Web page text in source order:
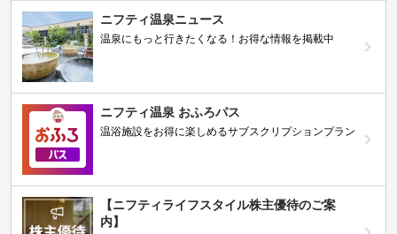
ニフティ温泉ニュース
温泉にもっと行きたくなる！お得な情報を掲載中
ニフティ温泉 おふろパス
温浴施設をお得に楽しめるサブスクリプションプラン
【ニフティライフスタイル株主優待のご案
内】